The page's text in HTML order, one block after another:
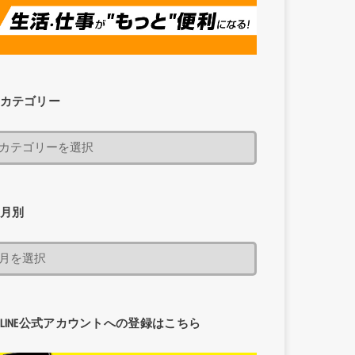
カテゴリー
月別
LINE公式アカウントへの登録はこちら